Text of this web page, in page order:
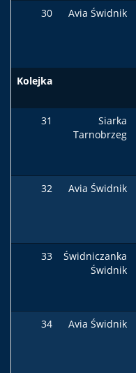
30 Avia Świdnik
Kolejka
31
Siarka
Tarnobrzeg
32 Avia Świdnik
33
Świdniczanka
Świdnik
34 Avia Świdnik